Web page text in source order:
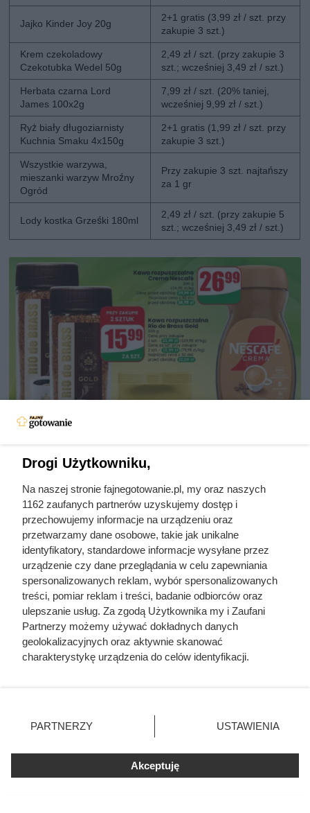
Jajko Kinder Joy 20g
2+1 gratis (3,99 zł / szt. przy
zakupie 3 szt.)
Krem czekoladowy
Czekotubka Wedel 50g
2,49 zł / szt. (przy zakupie 3
szt.; wcześniej 3,49 zł / szt.)
Herbata czarna Lord
James 100x2g
7,99 zł / szt. (20% taniej,
wcześniej 9,99 zł / szt.)
Ryż biały długoziarnisty
Kuchnia Smaku 4x150g
2+1 gratis (1,99 zł / szt. przy
zakupie 3 szt.)
Wszystkie warzywa,
mieszanki warzyw Mroźny
Ogród
Przy zakupie 3 szt. najtańszy
za 1 gr
Lody kostka Grześki 180ml
2,49 zł / szt. (przy zakupie 5
szt.; wcześniej 3,49 zł / szt.)
Drogi Użytkowniku,
Na naszej stronie fajnegotowanie.pl, my oraz naszych
1162 zaufanych partnerów uzyskujemy dostęp i
przechowujemy informacje na urządzeniu oraz
przetwarzamy dane osobowe, takie jak unikalne
identyfikatory, standardowe informacje wysyłane przez
urządzenie czy dane przeglądania w celu zapewniania
spersonalizowanych reklam, wybór spersonalizowanych
treści, pomiar reklam i treści, badanie odbiorców oraz
ulepszanie usług. Za zgodą Użytkownika my i Zaufani
Partnerzy możemy używać dokładnych danych
geolokalizacyjnych oraz aktywnie skanować
charakterystykę urządzenia do celów identyfikacji.
zmienić/wycofać klikając przycisk ustawień prywatności
znajdujący się w lewym dolnym rogu strony
rodzaje przetwarzania danych nie wymagają zgody
użytkownika, ale masz prawo sprzeciwić się takiemu
przetwarzaniu. Preferencje będą miały zastosowania tylko
PARTNERZY USTAWIENIA
Akceptuję